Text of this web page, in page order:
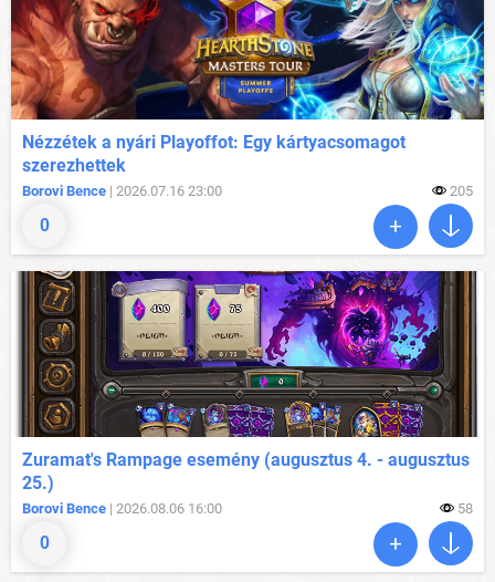
0
Nézzétek a nyári Playoffot: Egy kártyacsomagot
szerezhettek
Borovi Bence | 2026.07.16 23:00 205
0
Zuramat's Rampage esemény (augusztus 4. - augusztus
25.)
Borovi Bence | 2026.08.06 16:00 58